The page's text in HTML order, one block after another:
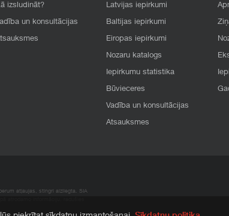
izsludināt?
un konsultācijas
Latvijas iepirkumi
Baltijas iepirkumi
Eiropas iepirkumi
Nozaru katalogs
Iepirkumu statistika
Būvieceres
Vadība un konsultācijas
Atsauksmes
atļaujas, stingri aizliegta. SIA